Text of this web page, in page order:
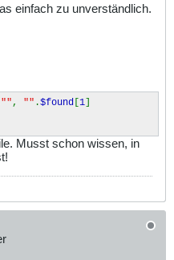
einfach zu unverständlich.
"" , "" .$found [1]
Musst schon wissen, in